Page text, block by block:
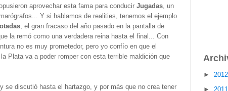
aprovechar esta fama para conducir Jugadas, un
Y si hablamos de realities, tenemos el ejemplo
, el gran fracaso del año pasado en la pantalla de
la remó como una verdadera reina hasta el final... Con
no es muy prometedor, pero yo confío en que el
Plata va a poder romper con esta terrible maldición que
se discutió hasta el hartazgo, y por más que no crea tener
►
►